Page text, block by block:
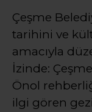
Çeşme
tarihini ve
amacıyla
İzinde:
Önol
ilgi gören